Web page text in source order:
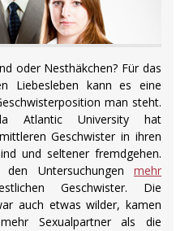
oder Nesthäkchen? Für das
Liebesleben kann es eine
man steht.
Atlantic University hat
Geschwister in ihren
und seltener fremdgehen.
Untersuchungen mehr
Geschwister. Die
auch etwas wilder, kamen
Sexualpartner als die